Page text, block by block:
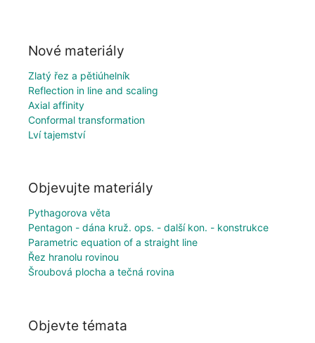
Nové materiály
Zlatý řez a pětiúhelník
Reflection in line and scaling
Axial affinity
Conformal transformation
Lví tajemství
Objevujte materiály
Pythagorova věta
Pentagon - dána kruž. ops. - další kon. - konstrukce
Parametric equation of a straight line
Řez hranolu rovinou
Šroubová plocha a tečná rovina
Objevte témata